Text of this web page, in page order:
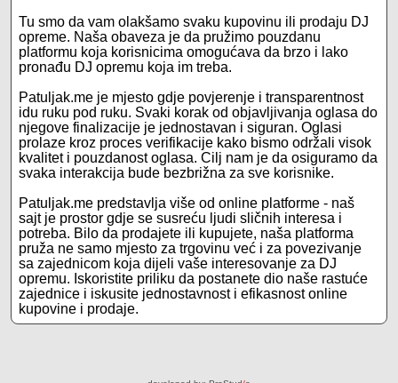
Tu smo da vam olakšamo svaku kupovinu ili prodaju DJ
opreme. Naša obaveza je da pružimo pouzdanu
platformu koja korisnicima omogućava da brzo i lako
pronađu DJ opremu koja im treba.
Patuljak.me je mjesto gdje povjerenje i transparentnost
idu ruku pod ruku. Svaki korak od objavljivanja oglasa do
njegove finalizacije je jednostavan i siguran. Oglasi
prolaze kroz proces verifikacije kako bismo održali visok
kvalitet i pouzdanost oglasa. Cilj nam je da osiguramo da
svaka interakcija bude bezbrižna za sve korisnike.
Patuljak.me predstavlja više od online platforme - naš
sajt je prostor gdje se susreću ljudi sličnih interesa i
potreba. Bilo da prodajete ili kupujete, naša platforma
pruža ne samo mjesto za trgovinu već i za povezivanje
sa zajednicom koja dijeli vaše interesovanje za DJ
opremu. Iskoristite priliku da postanete dio naše rastuće
zajednice i iskusite jednostavnost i efikasnost online
kupovine i prodaje.